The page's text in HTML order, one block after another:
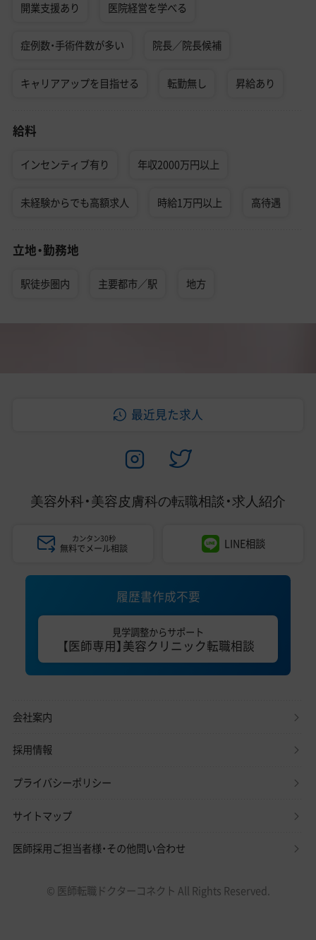
開業支援あり 医院経営を学べる
症例数・手術件数が多い 院長／院長候補
キャリアアップを目指せる 転勤無し 昇給あり
給料
インセンティブ有り 年収2000万円以上
未経験からでも高額求人 時給1万円以上 高待遇
立地・勤務地
駅徒歩圏内 主要都市／駅 地方
最近見た求人
美容外科・美容皮膚科の転職相談・求人紹介
カンタン30秒
無料でメール相談 LINE相談
履歴書作成不要
見学調整からサポート
【医師専用】美容クリニック転職相談
会社案内
採用情報
プライバシーポリシー
サイトマップ
医師採用ご担当者様・その他問い合わせ
© 医師転職ドクターコネクト All Rights Reserved.